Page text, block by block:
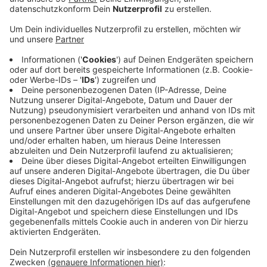
Anzeige
Westnetz fliegt mit dem Hubschrauber mit einer
Geschwindigkeit von 20 bis 25 Stundenkilometern
dicht an die Stromleitungen heran. Die Flughöhe liegt
dabei zwischen 20 und 70 Metern. Dafür ist ein extra
geschulter Pilot im Einsatz. Die Experten an Bord
gucken dann nach Schäden oder starken
Verschmutzungen. Nach Angaben vom Westnetz
werden auffällige Stellen dann direkt notiert und
notwendige Reparaturen beauftragt. Weitere
Mitarbeiter gucken sich das Stromnetz vom Boden
aus an und schauen dort nach möglichen Schäden.
Durch die regelmäßigen Kontrollen sollen Probleme